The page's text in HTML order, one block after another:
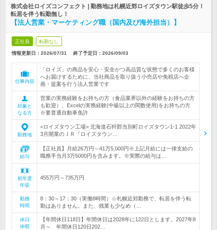
株式会社ロイズコンフェクト | 勤務地は札幌近郊ロイズタウン駅徒歩5分！
転居を伴う転勤無し！
【法人営業・マーケティング職（国内及び海外担当）】
正社員 転勤なし
情報更新日：2026/07/31 終了予定日： 2026/09/03
仕事内容
「ロイズ」の商品を安心・安全かつ高品質な状態で多くのお客様
へお届けするために、当社商品を取り扱う小売店や免税店へ企
画・提案を行う法人営業です
対象と
なる方
営業の実務経験をお持ちの方（食品業界以外の経験をお持ちの方
も歓迎）、Excelの実務経験(中級以上の関数使用)をお持ちの方
※要普通自動車免許
勤務地
<ロイズタウン工場> 北海道石狩郡当別町ロイズタウン1-1 2022年
3月開業のＪＲ『ロイズタウン…
給与
【正社員】月給26万円～41万5,000円※上記月給には一律支給の
職務手当月3万5000円を含みます。※実際の給与は…
初年度
年収
455万円～735万円
勤務
時間
8：30～17：30（実働8時間）☆札幌近郊勤務で、転居を伴う転
勤はありません。また、残業も少なめ（…
休日
休暇
【年間休日118日】年間休日は2028年に122日とします。2027年8
月～ 年間休日120日202…